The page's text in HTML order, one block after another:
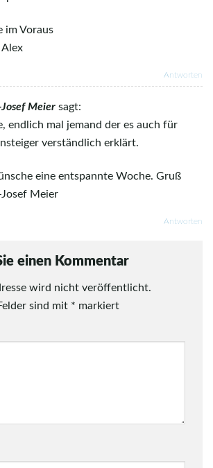
im Voraus
Antworten
Meier sagt:
endlich mal jemand der es auch für
verständlich erklärt.
eine entspannte Woche. Gruß
Josef Meier
Antworten
einen Kommentar
wird nicht veröffentlicht.
sind mit * markiert